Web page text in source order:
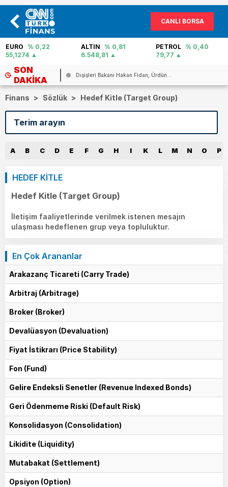
CANLI BORSA
EURO
% 0,22
55,1274
ALTIN
% 0,81
6.548,81
PETROL % 0,40
79,77
SON
DAKIKA
Dışişleri Bakanı Hakan Fidan, Ürdün...
Finans > Sözlük > Hedef Kitle (Target Group)
A B C D E F G H I K L M N O P
HEDEF KİTLE
Hedef Kitle (Target Group)
İletişim faaliyetlerinde verilmek istenen mesajın
ulaşması hedeflenen grup veya topluluktur.
En Çok Arananlar
Arakazanç Ticareti (Carry Trade)
Arbitraj (Arbitrage)
Broker (Broker)
Devalüasyon (Devaluation)
Fiyat İstikrarı (Price Stability)
Fon (Fund)
Gelire Endeksli Senetler (Revenue Indexed Bonds)
Geri Ödenmeme Riski (Default Risk)
Konsolidasyon (Consolidation)
Likidite (Liquidity)
Mutabakat (Settlement)
Opsiyon (Option)